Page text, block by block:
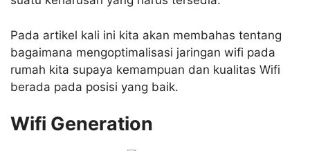
Pada artikel kali ini kita akan membahas tentang
bagaimana mengoptimalisasi jaringan wifi pada
rumah kita supaya kemampuan dan kualitas Wifi
berada pada posisi yang baik.
Wifi Generation